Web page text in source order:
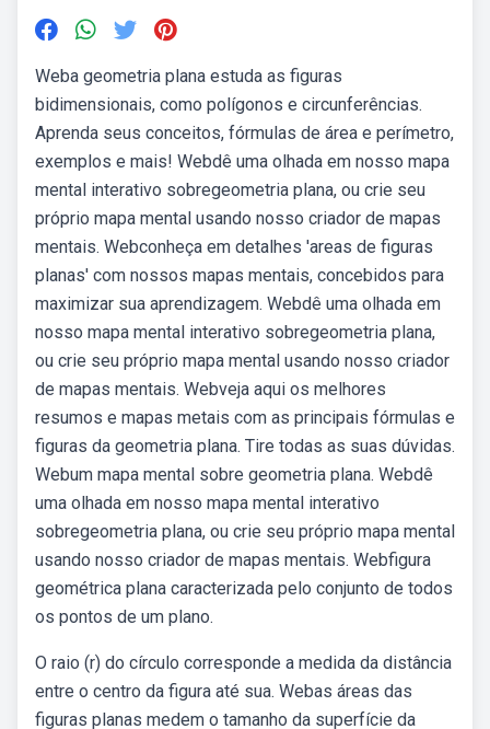
Weba geometria plana estuda as figuras
bidimensionais, como polígonos e circunferências.
Aprenda seus conceitos, fórmulas de área e perímetro,
exemplos e mais! Webdê uma olhada em nosso mapa
mental interativo sobregeometria plana, ou crie seu
próprio mapa mental usando nosso criador de mapas
mentais. Webconheça em detalhes 'areas de figuras
planas' com nossos mapas mentais, concebidos para
maximizar sua aprendizagem. Webdê uma olhada em
nosso mapa mental interativo sobregeometria plana,
ou crie seu próprio mapa mental usando nosso criador
de mapas mentais. Webveja aqui os melhores
resumos e mapas metais com as principais fórmulas e
figuras da geometria plana. Tire todas as suas dúvidas.
Webum mapa mental sobre geometria plana. Webdê
uma olhada em nosso mapa mental interativo
sobregeometria plana, ou crie seu próprio mapa mental
usando nosso criador de mapas mentais. Webfigura
geométrica plana caracterizada pelo conjunto de todos
os pontos de um plano.
O raio (r) do círculo corresponde a medida da distância
entre o centro da figura até sua. Webas áreas das
figuras planas medem o tamanho da superfície da